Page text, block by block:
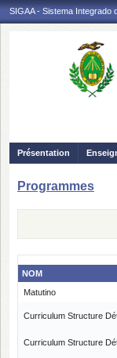
SIGAA - Sistema Integrado
Présentation
Programmes
NOM
Matutino
Curriculum Structure
Curriculum Structure